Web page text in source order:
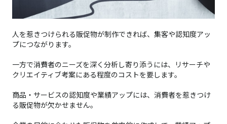
人を惹きつけられる販促物が制作できれば、集客や認知度アッ
プにつながります。
一方で消費者のニーズを深く分析し寄り添うには、リサーチや
クリエイティブ考案にある程度のコストを要します。
商品・サービスの認知度や業績アップには、消費者を惹きつけ
る販促物が欠かせません。